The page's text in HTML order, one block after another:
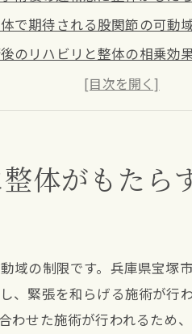
で期待される股関節の可動
のリハビリと整体の相乗効
体施術による筋肉のリラクゼ
を解きほぐす整体の役割
を受ける際の注意点
宝塚市での整体が股関節の回
塚市の整体院の施術のポイント
体院選びのコツと注意点
特有の施術方法とその効果
体がもたら
域の制限です。兵庫県宝塚
、緊張を和らげる施術が
わせた施術が行われるため